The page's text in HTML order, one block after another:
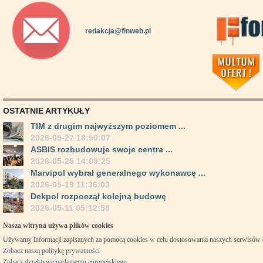
redakcja@finweb.pl
OSTATNIE ARTYKUŁY
TIM z drugim najwyższym poziomem ...
2026-05-27 18:50:07
ASBIS rozbudowuje swoje centra ...
2026-05-25 14:09:25
Marvipol wybrał generalnego wykonawcę ...
2026-05-19 11:36:03
Dekpol rozpoczął kolejną budowę
2026-05-11 05:12:58
Nasza witryna używa plików cookies
Używamy informacji zapisanych za pomocą cookies w celu dostosowania naszych
Zobacz naszą politykę prywatności